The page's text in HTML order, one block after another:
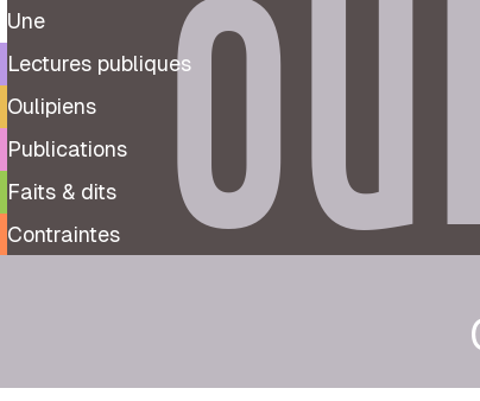
Une
Lectures publiques
Oulipiens
Publications
Faits & dits
Contraintes